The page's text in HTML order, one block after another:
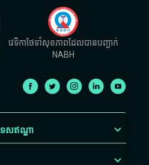
វេទិកាថែទាំសុខភាពដែលបានបញ្ជាក់
NABH
េសឥណ្ឌា